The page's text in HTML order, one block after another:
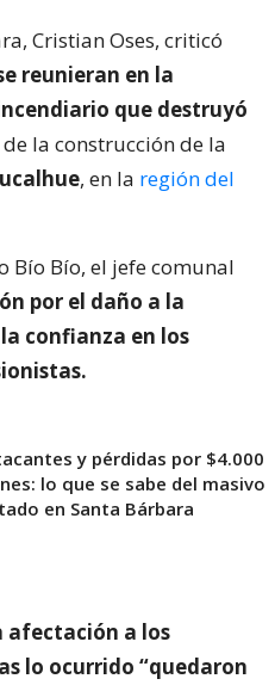
Cristian Oses, criticó
reunieran en la
que destruyó
de la construcción de la
, en la región del
Bío Bío, el jefe comunal
por el daño a la
confianza en los
y pérdidas por $4.000
lo que se sabe del masivo
en Santa Bárbara
afectación a los
lo ocurrido “quedaron